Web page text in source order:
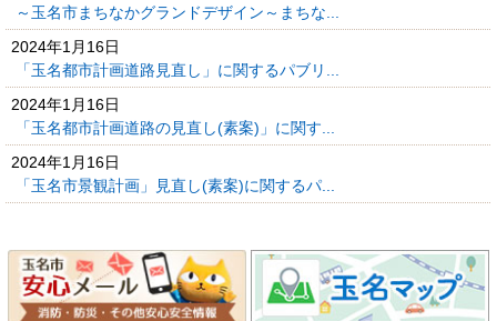
～玉名市まちなかグランドデザイン～まちな...
2024年1月16日
「玉名都市計画道路見直し」に関するパブリ...
2024年1月16日
「玉名都市計画道路の見直し(素案)」に関す...
2024年1月16日
「玉名市景観計画」見直し(素案)に関するパ...